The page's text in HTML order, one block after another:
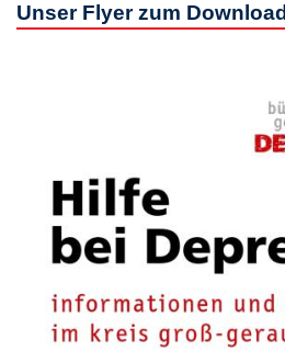
Unser Flyer zum Download